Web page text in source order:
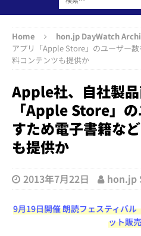
Home hon.jp DayWatch
アプリ「Apple Store」のユーザー
料コンテンツも提供か
Apple社、自社製
「Apple Store」
すため電子書籍な
も提供か
2013年7月22日 hon.jp
9月19日開催 朗読フェスティバ
ット販